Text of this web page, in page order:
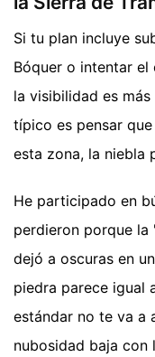
Si tu plan incluye
Bóquer o intentar
la visibilidad es
típico es pensar
esta zona, la niebla
He participado en
perdieron porque la
dejó a oscuras en
piedra parece igual
estándar no te va a
nubosidad baja con